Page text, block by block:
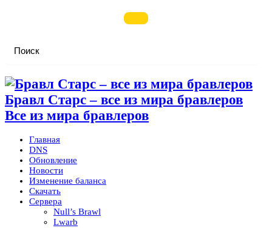
Бравл Старс – все из мира бравлеров
Все из мира бравлеров
Главная
DNS
Обновление
Новости
Изменение баланса
Скачать
Сервера
Null’s Brawl
Lwarb